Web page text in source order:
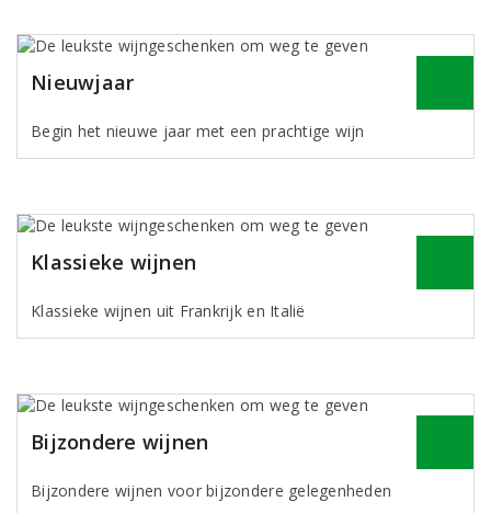
Nieuwjaar
Begin het nieuwe jaar met een prachtige wijn
Klassieke wijnen
Klassieke wijnen uit Frankrijk en Italië
Bijzondere wijnen
Bijzondere wijnen voor bijzondere gelegenheden